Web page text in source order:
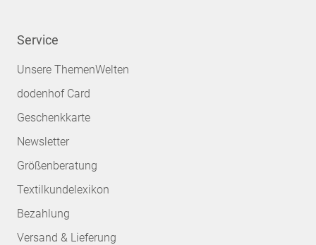
Service
Unsere ThemenWelten
dodenhof Card
Geschenkkarte
Newsletter
Größenberatung
Textilkundelexikon
Bezahlung
Versand & Lieferung